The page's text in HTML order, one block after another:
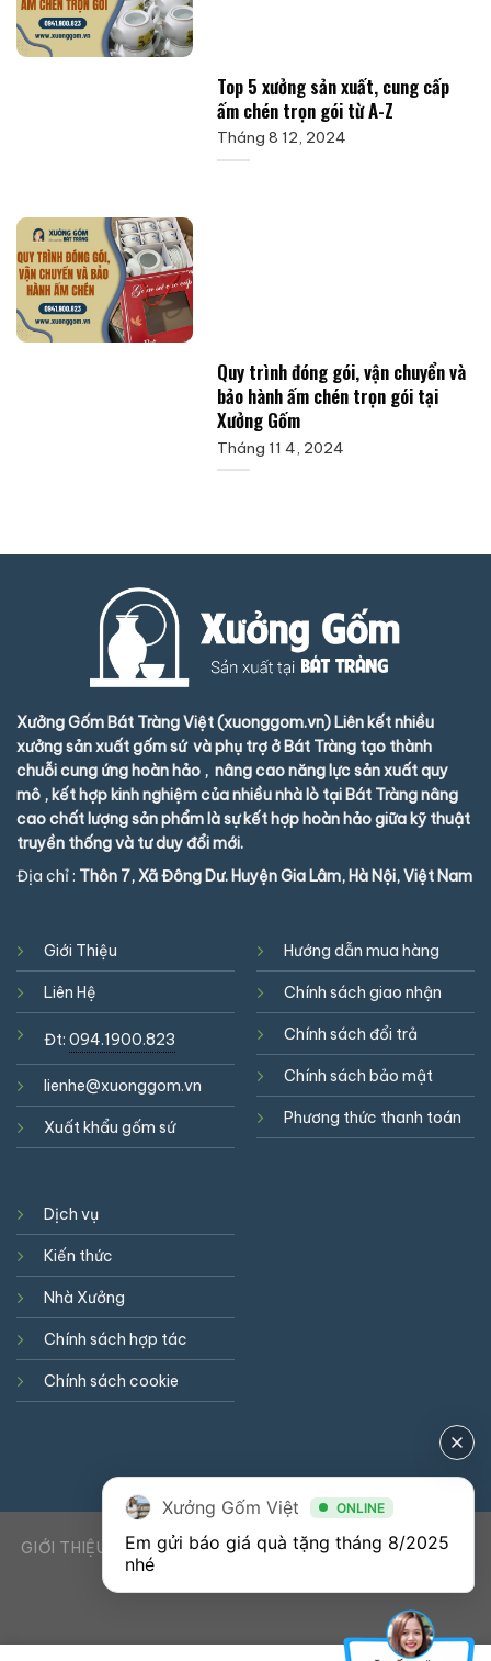
Top 5 xưởng sản xuất, cung cấp
ấm chén trọn gói từ A-Z
Tháng 8 12, 2024
Quy trình đóng gói, vận chuyển và
bảo hành ấm chén trọn gói tại
Xưởng Gốm
Tháng 11 4, 2024
Xưởng Gốm Bát Tràng Việt (xuonggom.vn) Liên kết nhiều
xưởng sản xuất gốm sứ và phụ trợ ở Bát Tràng tạo thành
chuỗi cung ứng hoàn hảo , nâng cao năng lực sản xuất quy
mô , kết hợp kinh nghiệm của nhiều nhà lò tại Bát Tràng nâng
cao chất lượng sản phẩm là sự kết hợp hoàn hảo giữa kỹ thuật
truyền thống và tư duy đổi mới.
Địa chỉ : Thôn 7, Xã Đông Dư. Huyện Gia Lâm, Hà Nội, Việt Nam
Giới Thiệu
Liên Hệ
Đt: 094.1900.823
lienhe@xuonggom.vn
Xuất khẩu gốm sứ
Hướng dẫn mua hàng
Chính sách giao nhận
Chính sách đổi trả
Chính sách bảo mật
Phương thức thanh toán
Dịch vụ
Kiến thức
Nhà Xưởng
Chính sách hợp tác
Chính sách cookie
GIỚI THIỆU DỊCH VỤ KIẾN THỨC LIÊN HỆ 0941900823
Xưởng Gốm Việt ONLINE
Em gửi báo giá quà tặng tháng 8/2025
nhé